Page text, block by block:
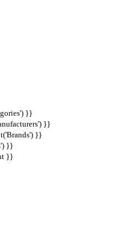
}}
}}
}}
}}
}}